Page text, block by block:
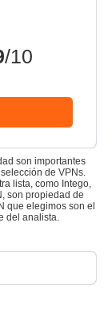
/10
son importantes
de VPNs.
lista, como Intego,
son propiedad de
que elegimos son el
del analista.